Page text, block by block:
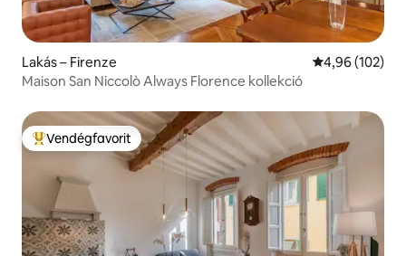
Lakás – Firenze Átlagos
4,96 (102)
Maison San Niccolò Always Florence kollekció
Kiemelt vendégfavorit
Vendégfavorit